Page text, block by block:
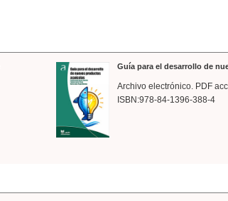
Guía para el desarrollo de
Archivo electrónico. PDF
ISBN:978-84-1396-388-4